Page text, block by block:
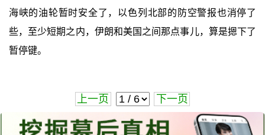
海峡的油轮暂时安全了，以色列北部的防空警报也消停了
些，至少短期之内，伊朗和美国之间那点事儿，算是摁下了
暂停键。
上一页 下一页